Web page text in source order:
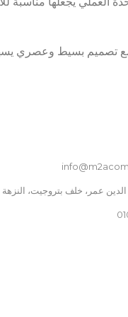
مع تصميم بسيط وعصري